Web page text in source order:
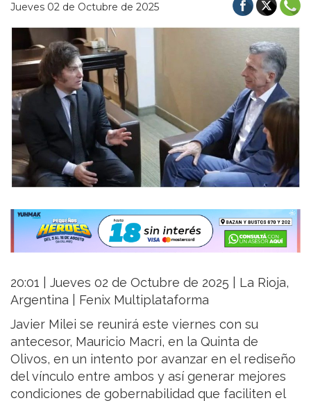
Jueves 02 de Octubre de 2025
20:01 | Jueves 02 de Octubre de 2025 | La Rioja,
Argentina | Fenix Multiplataforma
Javier Milei se reunirá este viernes con su
antecesor, Mauricio Macri, en la Quinta de
Olivos, en un intento por avanzar en el rediseño
del vínculo entre ambos y así generar mejores
condiciones de gobernabilidad que faciliten el